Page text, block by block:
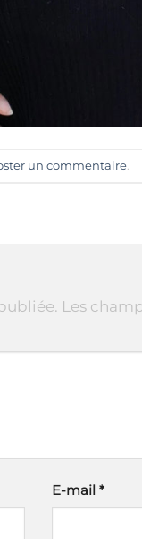
un commentaire
Les
E-mail *